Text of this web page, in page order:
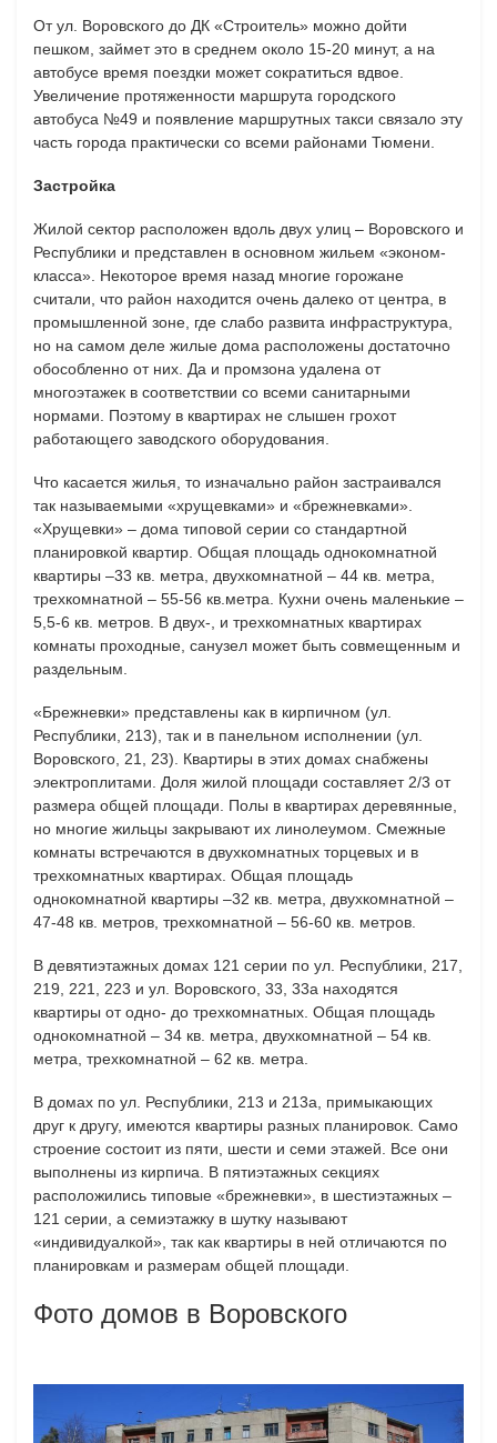
От ул. Воровского до ДК «Строитель» можно дойти
пешком, займет это в среднем около 15-20 минут, а на
автобусе время поездки может сократиться вдвое.
Увеличение протяженности маршрута городского
автобуса №49 и появление маршрутных такси связало эту
часть города практически со всеми районами Тюмени.
Застройка
Жилой сектор расположен вдоль двух улиц – Воровского и
Республики и представлен в основном жильем «эконом-
класса». Некоторое время назад многие горожане
считали, что район находится очень далеко от центра, в
промышленной зоне, где слабо развита инфраструктура,
но на самом деле жилые дома расположены достаточно
обособленно от них. Да и промзона удалена от
многоэтажек в соответствии со всеми санитарными
нормами. Поэтому в квартирах не слышен грохот
работающего заводского оборудования.
Что касается жилья, то изначально район застраивался
так называемыми «хрущевками» и «брежневками».
«Хрущевки» – дома типовой серии со стандартной
планировкой квартир. Общая площадь однокомнатной
квартиры –33 кв. метра, двухкомнатной – 44 кв. метра,
трехкомнатной – 55-56 кв.метра. Кухни очень маленькие –
5,5-6 кв. метров. В двух-, и трехкомнатных квартирах
комнаты проходные, санузел может быть совмещенным и
раздельным.
«Брежневки» представлены как в кирпичном (ул.
Республики, 213), так и в панельном исполнении (ул.
Воровского, 21, 23). Квартиры в этих домах снабжены
электроплитами. Доля жилой площади составляет 2/3 от
размера общей площади. Полы в квартирах деревянные,
но многие жильцы закрывают их линолеумом. Смежные
комнаты встречаются в двухкомнатных торцевых и в
трехкомнатных квартирах. Общая площадь
однокомнатной квартиры –32 кв. метра, двухкомнатной –
47-48 кв. метров, трехкомнатной – 56-60 кв. метров.
В девятиэтажных домах 121 серии по ул. Республики, 217,
219, 221, 223 и ул. Воровского, 33, 33а находятся
квартиры от одно- до трехкомнатных. Общая площадь
однокомнатной – 34 кв. метра, двухкомнатной – 54 кв.
метра, трехкомнатной – 62 кв. метра.
В домах по ул. Республики, 213 и 213а, примыкающих
друг к другу, имеются квартиры разных планировок. Само
строение состоит из пяти, шести и семи этажей. Все они
выполнены из кирпича. В пятиэтажных секциях
расположились типовые «брежневки», в шестиэтажных –
121 серии, а семиэтажку в шутку называют
«индивидуалкой», так как квартиры в ней отличаются по
планировкам и размерам общей площади.
Фото домов в Воровского